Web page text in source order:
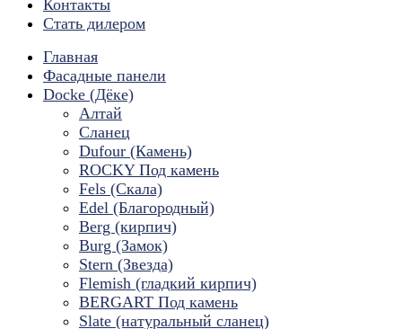
Контакты
Стать дилером
Главная
Фасадные панели
Docke (Дёке)
Алтай
Сланец
Dufour (Камень)
ROCKY Под камень
Fels (Скала)
Edel (Благородный)
Berg (кирпич)
Burg (Замок)
Stern (Звезда)
Flemish (гладкий кирпич)
BERGART Под камень
Slate (натуральный сланец)